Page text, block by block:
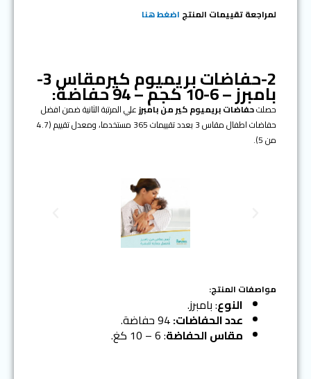
لمراجعة تقييمات المنتج اضغط هنا
2-حفاضات بريميوم كيرمقاس 3- بامبرز – 6-10 كجم – 94 حفاضة:
حصلتحفاضات بريميوم كيرمن بامبرزعلي المرتبة الثانية ضمن افضل
حفاضات اطفال مقاس 3 بعدد تقييمات 365 مستخدما، ومعدل تقييم (4.7
من 5).
o
u
s
مواصفات المنتج:
النوع: بامبرز.
عدد الحفاضات:
مقاس الحفاضة: 6 – 10 كغ.